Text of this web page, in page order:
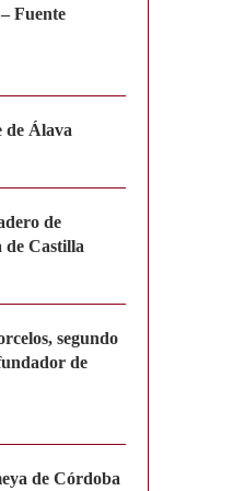
Fuente
de Álava
de
de Castilla
segundo
de
de Córdoba